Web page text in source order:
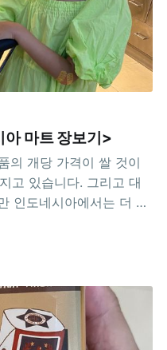
아 마트 장보기>
의 개당 가격이 쌀 것이
고 대
인도네시아에서는 더 많
더 비쌀 수 있답니다! 에
펴보시죠. 아래는 한 대